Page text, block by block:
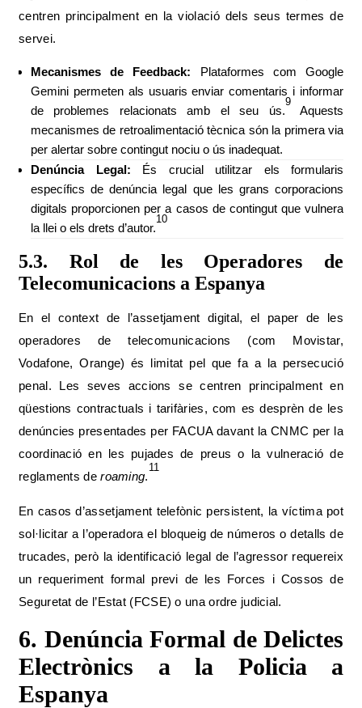
centren principalment en la violació dels seus termes de
servei.
Mecanismes de Feedback: Plataformes com Google
Gemini permeten als usuaris enviar comentaris i informar
de problemes relacionats amb el seu ús.
9
Aquests
mecanismes de retroalimentació tècnica són la primera via
per alertar sobre contingut nociu o ús inadequat.
Denúncia Legal: És crucial utilitzar els formularis
específics de denúncia legal que les grans corporacions
digitals proporcionen per a casos de contingut que vulnera
la llei o els drets d’autor.
10
5.3. Rol de les Operadores de
Telecomunicacions a Espanya
En el context de l’assetjament digital, el paper de les
operadores de telecomunicacions (com Movistar,
Vodafone, Orange) és limitat pel que fa a la persecució
penal. Les seves accions se centren principalment en
qüestions contractuals i tarifàries, com es desprèn de les
denúncies presentades per FACUA davant la CNMC per la
coordinació en les pujades de preus o la vulneració de
reglaments deroaming.
11
En casos d’assetjament telefònic persistent, la víctima pot
sol·licitar a l’operadora el bloqueig de números o detalls de
trucades, però la identificació legal de l’agressor requereix
un requeriment formal previ de les Forces i Cossos de
Seguretat de l’Estat (FCSE) o una ordre judicial.
6. Denúncia Formal de Delictes
Electrònics a la Policia a
Espanya